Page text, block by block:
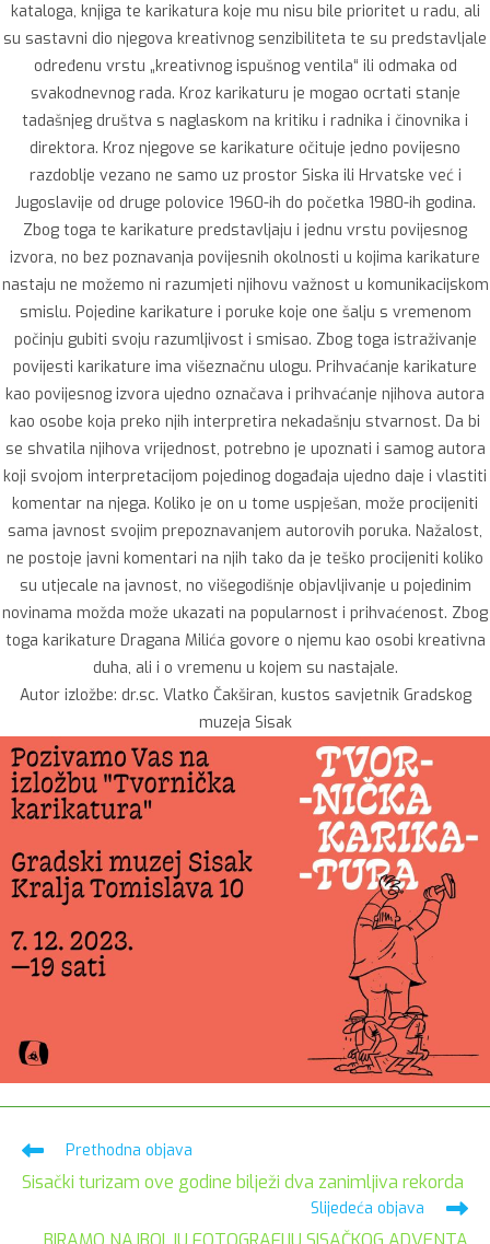
kataloga, knjiga te karikatura koje mu nisu bile prioritet u radu, ali
su sastavni dio njegova kreativnog senzibiliteta te su predstavljale
određenu vrstu „kreativnog ispušnog ventila“ ili odmaka od
svakodnevnog rada. Kroz karikaturu je mogao ocrtati stanje
tadašnjeg društva s naglaskom na kritiku i radnika i činovnika i
direktora. Kroz njegove se karikature očituje jedno povijesno
razdoblje vezano ne samo uz prostor Siska ili Hrvatske već i
Jugoslavije od druge polovice 1960-ih do početka 1980-ih godina.
Zbog toga te karikature predstavljaju i jednu vrstu povijesnog
izvora, no bez poznavanja povijesnih okolnosti u kojima karikature
nastaju ne možemo ni razumjeti njihovu važnost u komunikacijskom
smislu. Pojedine karikature i poruke koje one šalju s vremenom
počinju gubiti svoju razumljivost i smisao. Zbog toga istraživanje
povijesti karikature ima višeznačnu ulogu. Prihvaćanje karikature
kao povijesnog izvora ujedno označava i prihvaćanje njihova autora
kao osobe koja preko njih interpretira nekadašnju stvarnost. Da bi
se shvatila njihova vrijednost, potrebno je upoznati i samog autora
koji svojom interpretacijom pojedinog događaja ujedno daje i vlastiti
komentar na njega. Koliko je on u tome uspješan, može procijeniti
sama javnost svojim prepoznavanjem autorovih poruka. Nažalost,
ne postoje javni komentari na njih tako da je teško procijeniti koliko
su utjecale na javnost, no višegodišnje objavljivanje u pojedinim
novinama možda može ukazati na popularnost i prihvaćenost. Zbog
toga karikature Dragana Milića govore o njemu kao osobi kreativna
duha, ali i o vremenu u kojem su nastajale.
Autor izložbe: dr.sc. Vlatko Čakširan, kustos savjetnik Gradskog
muzeja Sisak
Pročitaj
članaka
Prethodna objava
Sisački turizam ove godine bilježi dva zanimljiva rekorda
Slijedeća objava